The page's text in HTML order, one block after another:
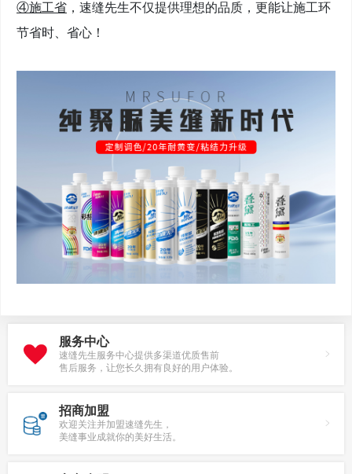
④施工省 ，速缝先生不仅提供理想的品质，更能让施工环
节省时、省心！
服务中心
速缝先生服务中心提供多渠道优质售前
售后服务，让您长久拥有良好的用户体验。
招商加盟
欢迎关注并加盟速缝先生，
美缝事业成就你的美好生活。